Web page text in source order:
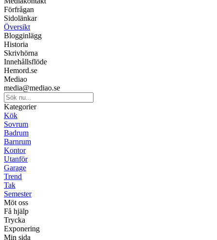
Förfrågan
Sidolänkar
Översikt
Blogginlägg
Historia
Skrivhörna
Innehållsflöde
Hemord.se
Mediao
media@mediao.se
Kategorier
Kök
Sovrum
Badrum
Barnrum
Kontor
Utanför
Garage
Trend
Tak
Semester
Möt oss
Få hjälp
Trycka
Exponering
Min sida